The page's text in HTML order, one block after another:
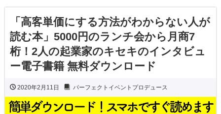
「高客単価にする方法がわからない人が
読む本」5000円のランチ会から月商7
桁！2人の起業家のキセキのインタビュ
ー電子書籍 無料ダウンロード
2020年2月11日 パーフェクトイベントプロデュース